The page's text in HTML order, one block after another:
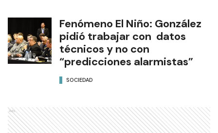
Fenómeno El Niño: González
pidió trabajar con datos
técnicos y no con
“predicciones alarmistas”
SOCIEDAD
Ads